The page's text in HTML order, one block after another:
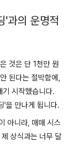
'과의 운명적
것은 단 1천만 원
된다는 절박함에,
기 시작했습니다.
을 만나게 됩니다.
아니라, 매매 시스
상식과는 너무 달